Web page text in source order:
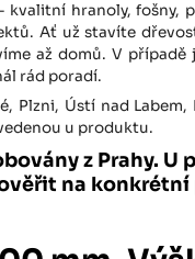
hranoly, fošny,
Ať už stavíte
až domů. V
rád poradí.
Ústí nad
u produktu.
z Prahy. U
na konkrétní
jacer.cz
734 850 860
603 162 667
jacer.cz